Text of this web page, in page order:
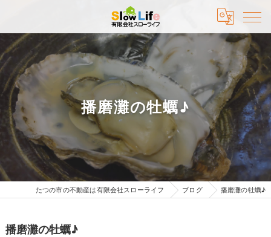
播磨灘の牡蠣♪
たつの市の不動産は有限会社スローライフ ブログ 播磨灘の牡蠣♪
播磨灘の牡蠣♪